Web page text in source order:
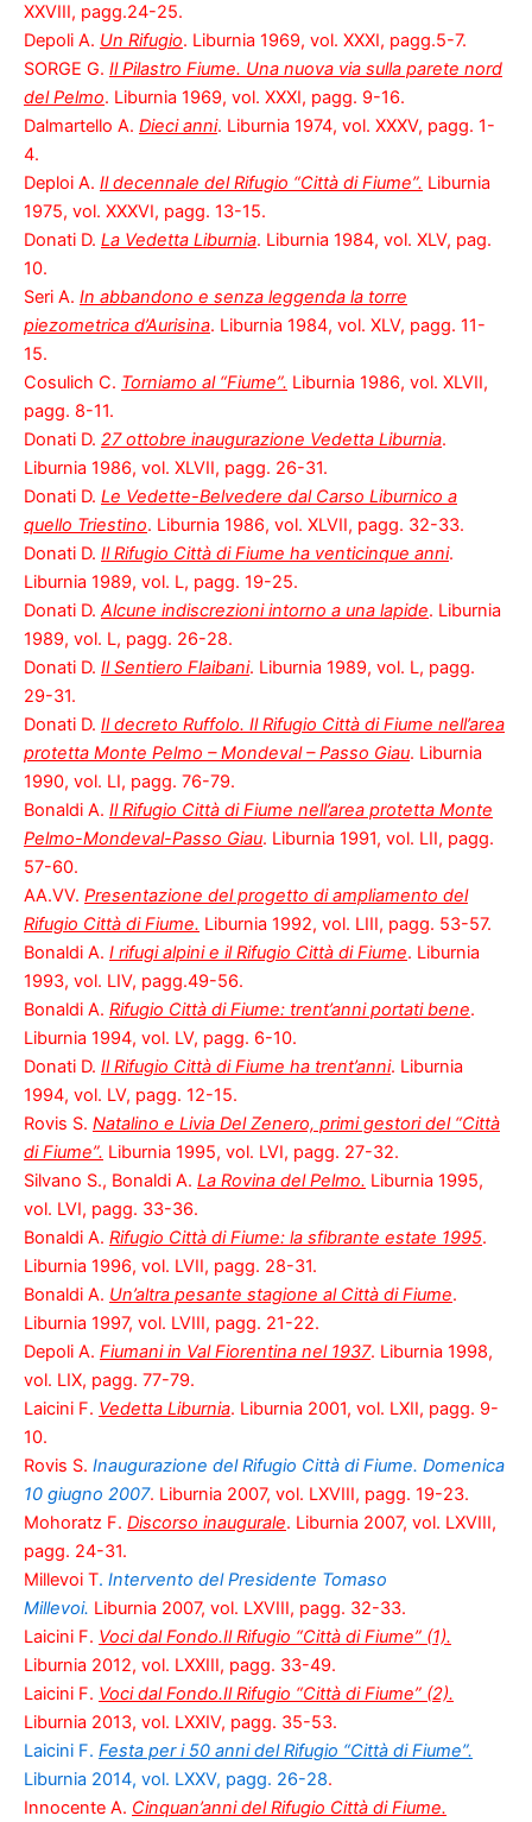
XXVIII, pagg.24-25.
Depoli A. Un Rifugio. Liburnia 1969, vol. XXXI, pagg.5-7.
SORGE G. Il Pilastro Fiume. Una nuova via sulla parete nord
del Pelmo. Liburnia 1969, vol. XXXI, pagg. 9-16.
Dalmartello A. Dieci anni. Liburnia 1974, vol. XXXV, pagg. 1-
4.
Deploi A. Il decennale del Rifugio “Città di Fiume”. Liburnia
1975, vol. XXXVI, pagg. 13-15.
Donati D. La Vedetta Liburnia. Liburnia 1984, vol. XLV, pag.
10.
Seri A. In abbandono e senza leggenda la torre
piezometrica d’Aurisina. Liburnia 1984, vol. XLV, pagg. 11-
15.
Cosulich C. Torniamo al “Fiume”. Liburnia 1986, vol. XLVII,
pagg. 8-11.
Donati D. 27 ottobre inaugurazione Vedetta Liburnia.
Liburnia 1986, vol. XLVII, pagg. 26-31.
Donati D. Le Vedette-Belvedere dal Carso Liburnico a
quello Triestino. Liburnia 1986, vol. XLVII, pagg. 32-33.
Donati D. Il Rifugio Città di Fiume ha venticinque anni.
Liburnia 1989, vol. L, pagg. 19-25.
Donati D. Alcune indiscrezioni intorno a una lapide. Liburnia
1989, vol. L, pagg. 26-28.
Donati D. Il Sentiero Flaibani. Liburnia 1989, vol. L, pagg.
29-31.
Donati D. Il decreto Ruffolo. Il Rifugio Città di Fiume nell’area
protetta Monte Pelmo – Mondeval – Passo Giau. Liburnia
1990, vol. LI, pagg. 76-79.
Bonaldi A. Il Rifugio Città di Fiume nell’area protetta Monte
Pelmo-Mondeval-Passo Giau. Liburnia 1991, vol. LII, pagg.
57-60.
AA.VV. Presentazione del progetto di ampliamento del
Rifugio Città di Fiume. Liburnia 1992, vol. LIII, pagg. 53-57.
Bonaldi A. I rifugi alpini e il Rifugio Città di Fiume. Liburnia
1993, vol. LIV, pagg.49-56.
Bonaldi A. Rifugio Città di Fiume: trent’anni portati bene.
Liburnia 1994, vol. LV, pagg. 6-10.
Donati D. Il Rifugio Città di Fiume ha trent’anni. Liburnia
1994, vol. LV, pagg. 12-15.
Rovis S. Natalino e Livia Del Zenero, primi gestori del “Città
di Fiume”. Liburnia 1995, vol. LVI, pagg. 27-32.
Silvano S., Bonaldi A. La Rovina del Pelmo. Liburnia 1995,
vol. LVI, pagg. 33-36.
Bonaldi A. Rifugio Città di Fiume: la sfibrante estate 1995.
Liburnia 1996, vol. LVII, pagg. 28-31.
Bonaldi A. Un’altra pesante stagione al Città di Fiume.
Liburnia 1997, vol. LVIII, pagg. 21-22.
Depoli A. Fiumani in Val Fiorentina nel 1937. Liburnia 1998,
vol. LIX, pagg. 77-79.
Laicini F. Vedetta Liburnia. Liburnia 2001, vol. LXII, pagg. 9-
10.
Rovis S. Inaugurazione del Rifugio Città di Fiume. Domenica
10 giugno 2007. Liburnia 2007, vol. LXVIII, pagg. 19-23.
Mohoratz F. Discorso inaugurale. Liburnia 2007, vol. LXVIII,
pagg. 24-31.
Millevoi T. Intervento del Presidente Tomaso
Millevoi. Liburnia 2007, vol. LXVIII, pagg. 32-33.
Laicini F. Voci dal Fondo.Il Rifugio “Città di Fiume” (1).
Liburnia 2012, vol. LXXIII, pagg. 33-49.
Laicini F. Voci dal Fondo.Il Rifugio “Città di Fiume” (2).
Liburnia 2013, vol. LXXIV, pagg. 35-53.
Laicini F. Festa per i 50 anni del Rifugio “Città di Fiume”.
Liburnia 2014, vol. LXXV, pagg. 26-28.
Innocente A. Cinquan’anni del Rifugio Città di Fiume.